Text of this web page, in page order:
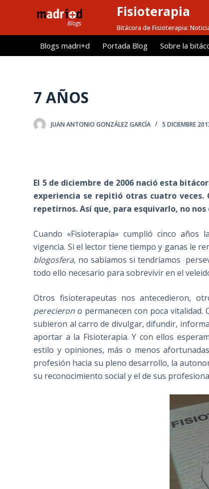
l
Fisioterapia
Bitácora de Fisioterapia:
Blogs madri+d Portada Blog Sobre la
7 AÑOS
JUAN ANTONIO GONZÁLEZ GARCÍA 5 DICIEMBRE
El 5 de diciembre de 2006 nació esta
experiencia se repitió otras cuatro
repetirnos. Así que, para esquivarlo, no
Cuando «Fisioterapia» cumplió cinco años
vigencia. Si el lector tiene tiempo y ganas le
blogosfera, no sabíamos si tendríamos
todo ello necesario para sobrevivir en el
Otros fisioterapeutas nos antecedieron,
perecierono permanecen con poca vitalidad.
subieron al carro de divulgar, difundir,
aportar a la Fisioterapia. Y con ellos
estilo y opiniones, más o menos
profesión hacia su pleno desarrollo, la
su reconocimiento social y el de sus